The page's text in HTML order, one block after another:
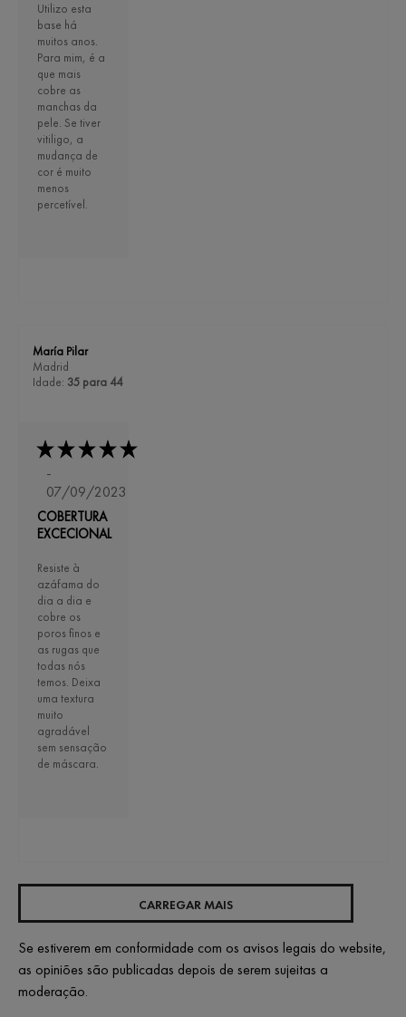
Utilizo esta
base há
muitos anos.
Para mim, é a
que mais
cobre as
manchas da
pele. Se tiver
vitiligo, a
mudança de
cor é muito
menos
percetível.
María Pilar
Madrid
Idade: 35 para 44
-
07/09/2023
COBERTURA
EXCECIONAL
Resiste à
azáfama do
dia a dia e
cobre os
poros finos e
as rugas que
todas nós
temos. Deixa
uma textura
muito
agradável
sem sensação
de máscara.
CARREGAR MAIS
Se estiverem em conformidade com os avisos legais do website,
as opiniões são publicadas depois de serem sujeitas a
moderação.